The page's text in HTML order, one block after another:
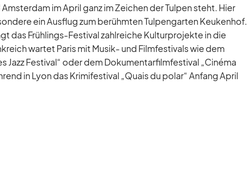
im April ganz im Zei­chen der Tul­pen steht. Hier
ein Aus­flug zum be­rühm­ten Tul­pen­gar­ten Keu­ken­hof.
das Früh­lings-Fes­ti­val zahl­rei­che Kul­tur­pro­jekte in die
war­tet Pa­ris mit Mu­sik- und Film­fes­ti­vals wie dem
Jazz Fes­ti­val“ oder dem Do­ku­men­tar­film­fes­ti­val „Ci­néma
in Lyon das Kri­mi­fes­ti­val „Quais du po­lar“ An­fang April